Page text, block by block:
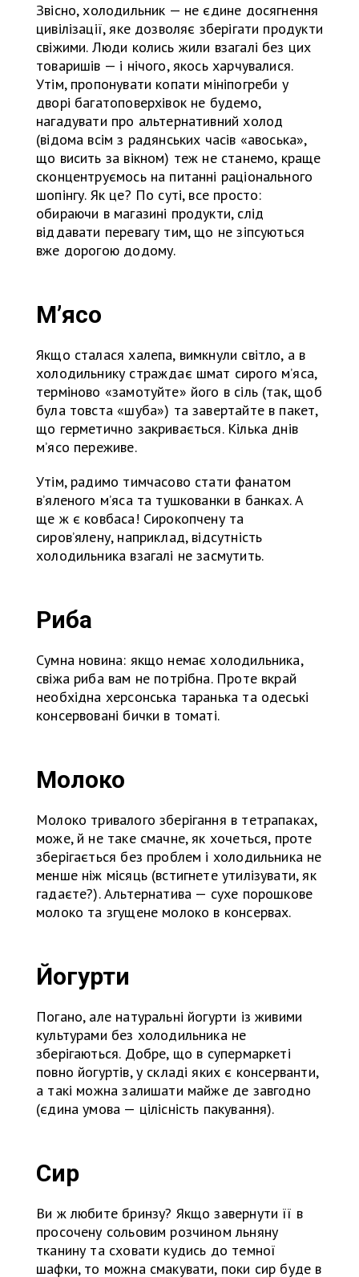
Звісно, холодильник — не єдине досягнення
цивілізації, яке дозволяє зберігати продукти
свіжими. Люди колись жили взагалі без цих
товаришів — і нічого, якось харчувалися.
Утім, пропонувати копати мініпогреби у
дворі багатоповерхівок не будемо,
нагадувати про альтернативний холод
(відома всім з радянських часів «авоська»,
що висить за вікном) теж не станемо, краще
сконцентруємось на питанні раціонального
шопінгу. Як це? По суті, все просто:
обираючи в магазині продукти, слід
віддавати перевагу тим, що не зіпсуються
вже дорогою додому.
Мʼясо
Якщо сталася халепа, вимкнули світло, а в
холодильнику страждає шмат сирого м’яса,
терміново «замотуйте» його в сіль (так, щоб
була товста «шуба») та завертайте в пакет,
що герметично закривається. Кілька днів
м’ясо переживе.
Утім, радимо тимчасово стати фанатом
в’яленого м’яса та тушкованки в банках. А
ще ж є ковбаса! Сирокопчену та
сиров’ялену, наприклад, відсутність
холодильника взагалі не засмутить.
Риба
Сумна новина: якщо немає холодильника,
свіжа риба вам не потрібна. Проте вкрай
необхідна херсонська таранька та одеські
консервовані бички в томаті.
Молоко
Молоко тривалого зберігання в тетрапаках,
може, й не таке смачне, як хочеться, проте
зберігається без проблем і холодильника не
менше ніж місяць (встигнете утилізувати, як
гадаєте?). Альтернатива — сухе порошкове
молоко та згущене молоко в консервах.
Йогурти
Погано, але натуральні йогурти із живими
культурами без холодильника не
зберігаються. Добре, що в супермаркеті
повно йогуртів, у складі яких є консерванти,
а такі можна залишати майже де завгодно
(єдина умова — цілісність пакування).
Сир
Ви ж любите бринзу? Якщо завернути її в
просочену сольовим розчином льняну
тканину та сховати кудись до темної
шафки, то можна смакувати, поки сир буде в